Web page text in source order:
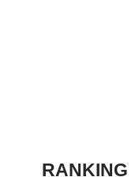
RANKING